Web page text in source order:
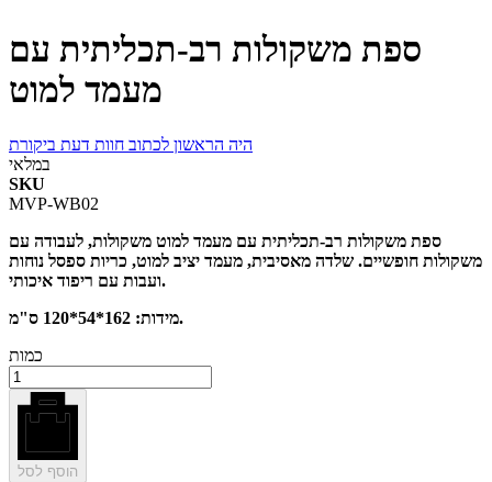
ספת משקולות רב-תכליתית עם
מעמד למוט
היה הראשון לכתוב חוות דעת ביקורת
במלאי
SKU
MVP-WB02
ספת משקולות רב-תכליתית עם מעמד למוט משקולות, לעבודה עם
משקולות חופשיים. שלדה מאסיבית, מעמד יציב למוט, כריות ספסל נוחות
ועבות עם ריפוד איכותי.
מידות: 162*54*120 ס"מ.
כמות
הוסף לסל